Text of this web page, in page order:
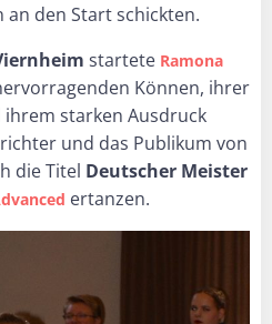
den Start schickten.
startete Ramona
Können, ihrer
starken Ausdruck
und das Publikum von
die Titel Deutscher Meister
ertanzen.